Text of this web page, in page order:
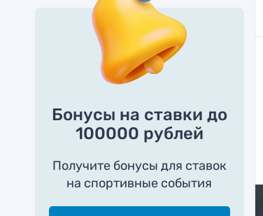
Бонусы на ставки до
100000 рублей
Получите бонусы для ставок
на спортивные события